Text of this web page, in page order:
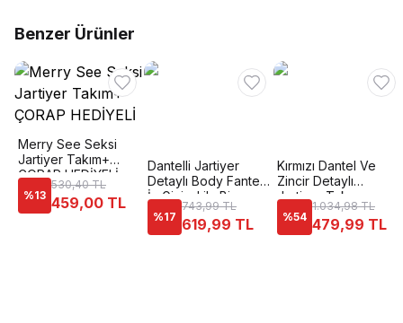
Benzer Ürünler
Merry See Seksi
Jartiyer Takım+
ÇORAP HEDİYELİ
%13
530,40 TL
459,00 TL
Dantelli Jartiyer
Detaylı Body Fantezi
İç Giyim Lily Bianca
201
%17
743,99 TL
619,99 TL
Kırmızı Dantel Ve
Zincir Detaylı
Jartiyer Takım
Ruselin 2056
%54
1.034,98 TL
479,99 TL